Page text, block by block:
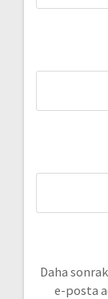
Daha
e-posta